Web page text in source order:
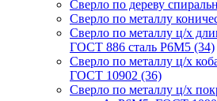
Сверло по дереву
Сверло по металлу
Сверло по металлу ц/х
ГОСТ 886 сталь Р6М5 (34)
Сверло по металлу ц/х
ГОСТ 10902 (36)
Сверло по металлу ц/х